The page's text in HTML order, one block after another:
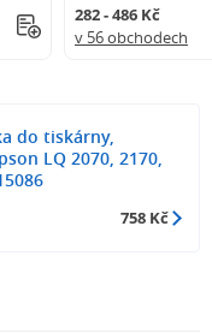
282 - 486 Kč
v 56 obchodech
do tiskárny,
LQ 2070, 2170,
758 Kč